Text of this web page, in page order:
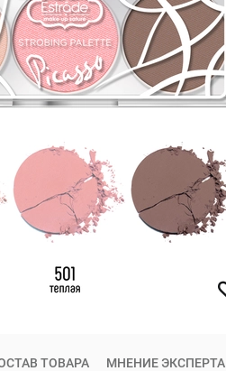
ТОВАРА МНЕНИЕ ЭКСПЕРТА